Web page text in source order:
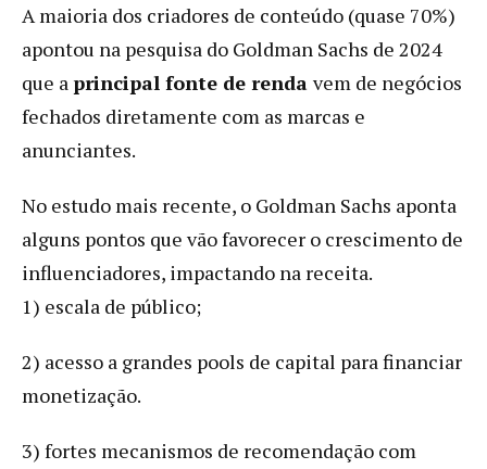
A maioria dos criadores de conteúdo (quase 70%)
apontou na pesquisa do Goldman Sachs de 2024
que a principal fonte de renda vem de negócios
fechados diretamente com as marcas e
anunciantes.
No estudo mais recente, o Goldman Sachs aponta
alguns pontos que vão favorecer o crescimento de
influenciadores, impactando na receita.
1) escala de público;
2) acesso a grandes pools de capital para financiar
monetização.
3) fortes mecanismos de recomendação com